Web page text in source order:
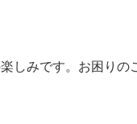
しみです。お困りの